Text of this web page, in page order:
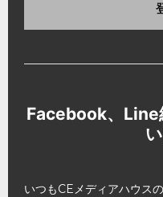
Facebook、Line
いつもCEメディアハウス